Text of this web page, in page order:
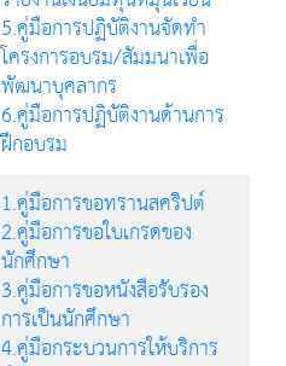
5.คู่มือการปฏิบัติงานจัดทำ
โครงการอบรม/สัมมนาเพื่อ
พัฒนาบุคลากร
6.คู่มือการปฏิบัติงานด้านการ
ฝึกอบรม
1.คู่มือการขอทรานสคริปต์
2.คู่มือการขอใบเกรดของ
นักศึกษา
3.คู่มือการขอหนังสือรับรอง
การเป็นนักศึกษา
4.คู่มือกระบวนการให้บริการ